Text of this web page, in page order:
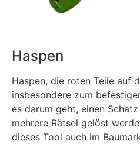
Haspen
Haspen, die roten Teile auf
insbesondere zum
es darum geht, einen
mehrere Rätsel gelöst
dieses Tool auch im